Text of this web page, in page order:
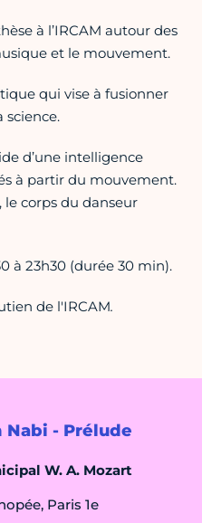
Nabi - Prélude
W. A. Mozart
Paris 1e
à l’IRCAM autour des
et le mouvement.
qui vise à fusionner
science.
d’une intelligence
à partir du mouvement.
corps du danseur
à 23h30 (durée 30 min).
de l'IRCAM.